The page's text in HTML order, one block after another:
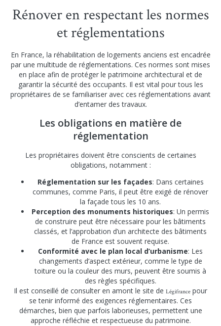
Rénover en respectant les normes
et réglementations
En France, la réhabilitation de logements anciens est encadrée
par une multitude de réglementations. Ces normes sont mises
en place afin de protéger le patrimoine architectural et de
garantir la sécurité des occupants. Il est vital pour tous les
propriétaires de se familiariser avec ces réglementations avant
d’entamer des travaux.
Les obligations en matière de
réglementation
Les propriétaires doivent être conscients de certaines
obligations, notamment :
Réglementation sur les façades: Dans certaines
communes, comme Paris, il peut être exigé de rénover
la façade tous les 10 ans.
Perception des monuments historiques: Un permis
de construire peut être nécessaire pour les bâtiments
classés, et l’approbation d’un architecte des bâtiments
de France est souvent requise.
Conformité avec le plan local d’urbanisme: Les
changements d’aspect extérieur, comme le type de
toiture ou la couleur des murs, peuvent être soumis à
des règles spécifiques.
Il est conseillé de consulter en amont le site de Légifrance pour
se tenir informé des exigences réglementaires. Ces
démarches, bien que parfois laborieuses, permettent une
approche réfléchie et respectueuse du patrimoine.